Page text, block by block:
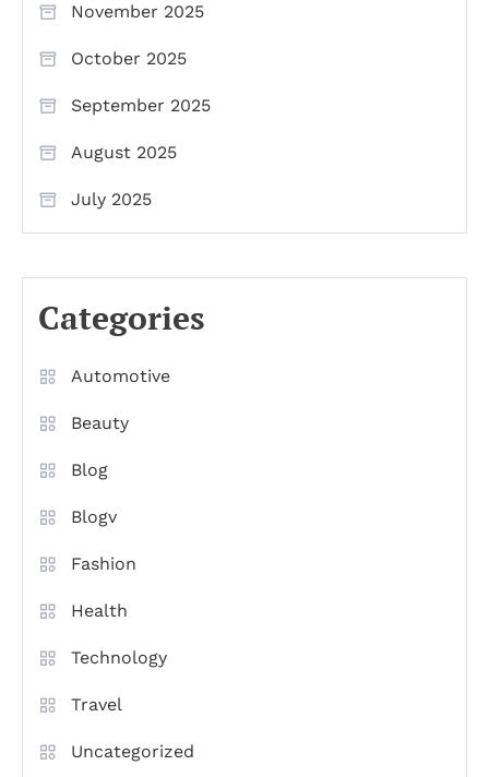
November 2025
October 2025
September 2025
August 2025
July 2025
Categories
Automotive
Beauty
Blog
Blogv
Fashion
Health
Technology
Travel
Uncategorized